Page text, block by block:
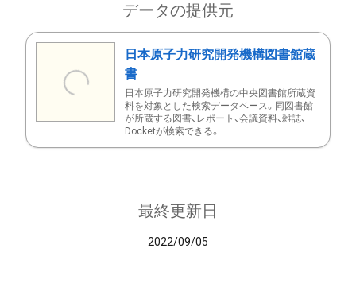
データの提供元
日本原子力研究開発機構図書館蔵
書
日本原子力研究開発機構の中央図書館所蔵資
料を対象とした検索データベース。同図書館
が所蔵する図書、レポート、会議資料、雑誌、
Docketが検索できる。
最終更新日
2022/09/05